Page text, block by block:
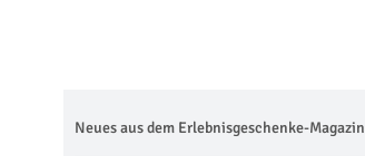
Neues aus dem Erlebnisgeschenke-Magazin